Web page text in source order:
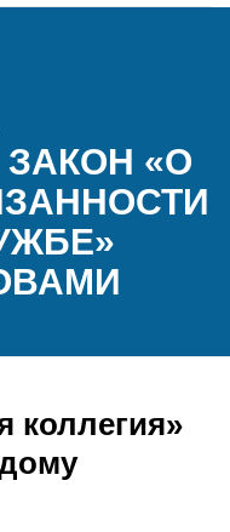
«О
коллегия»